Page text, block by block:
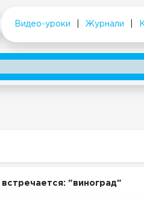
Видео-уроки Журнали
"виноград"